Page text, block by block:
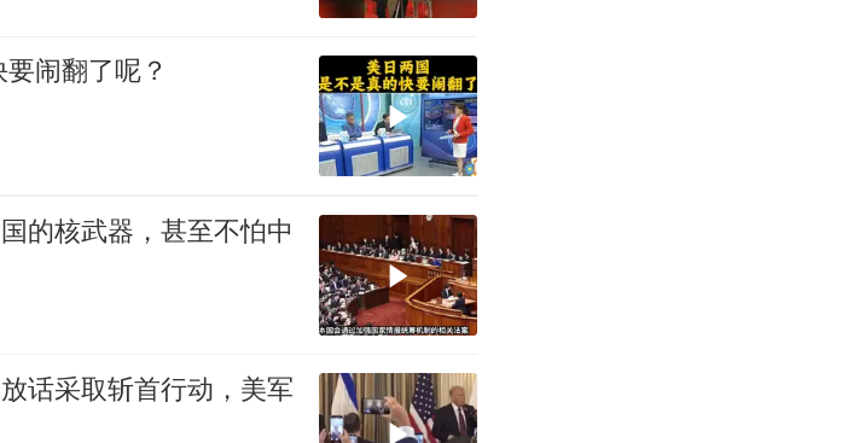
闹翻了呢？
的核武器，甚至不怕中
话采取斩首行动，美军